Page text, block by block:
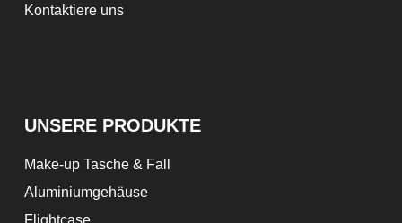
Kontaktiere uns
UNSERE PRODUKTE
Make-up Tasche & Fall
Aluminiumgehäuse
Flightcase